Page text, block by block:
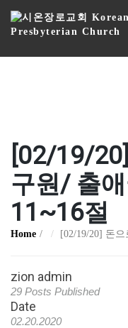
[02/19/
구원/ 출
11~16절
Home [02/19/20] 돈
zion admin
29 Posts Published
Date
02.20.2020